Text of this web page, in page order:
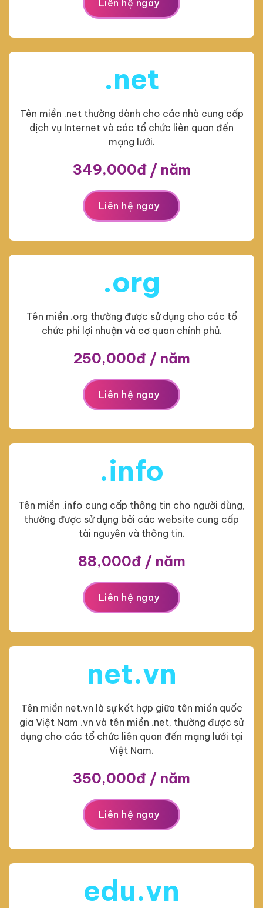
Liên hệ ngay
.net
Tên miền .net thường dành cho các nhà cung cấp
dịch vụ Internet và các tổ chức liên quan đến
mạng lưới.
349,000đ / năm
Liên hệ ngay
.org
Tên miền .org thường được sử dụng cho các tổ
chức phi lợi nhuận và cơ quan chính phủ.
250,000đ / năm
Liên hệ ngay
.info
Tên miền .info cung cấp thông tin cho người dùng,
thường được sử dụng bởi các website cung cấp
tài nguyên và thông tin.
88,000đ / năm
Liên hệ ngay
net.vn
Tên miền net.vn là sự kết hợp giữa tên miền quốc
gia Việt Nam .vn và tên miền .net, thường được sử
dụng cho các tổ chức liên quan đến mạng lưới tại
Việt Nam.
350,000đ / năm
Liên hệ ngay
edu.vn